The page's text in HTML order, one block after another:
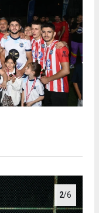
2/6